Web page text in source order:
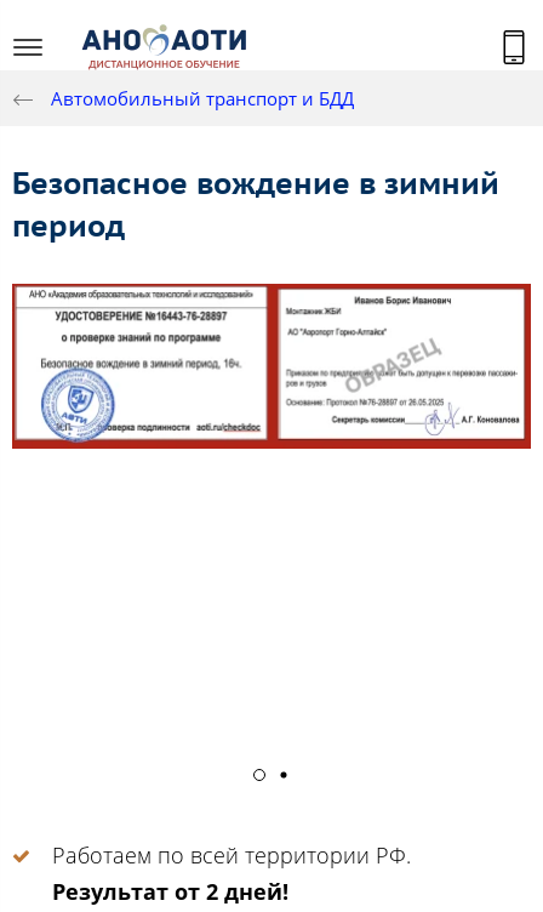
Автомобильный транспорт и БДД
Безопасное вождение в зимний
период
Работаем по всей территории РФ.
Результат от 2 дней!